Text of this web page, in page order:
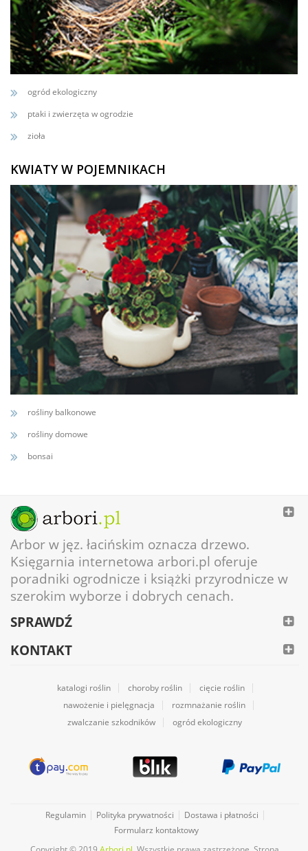
ogród ekologiczny
ptaki i zwierzęta w ogrodzie
zioła
KWIATY W POJEMNIKACH
rośliny balkonowe
rośliny domowe
bonsai
Arbor w jęz. łacińskim oznacza drzewo.
Księgarnia internetowa arbori.pl oferuje
poradniki ogrodnicze i książki przyrodnicze w
szerokim wyborze i dobrych cenach.
SPRAWDŹ
KONTAKT
katalogi roślin choroby roślin
cięcie roślin
nawożenie i pielęgnacja
rozmnażanie roślin
zwalczanie szkodników
ogród ekologiczny
Regulamin Polityka prywatności
Dostawa i płatności
Formularz kontaktowy